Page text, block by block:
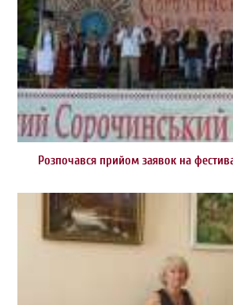
Розпочався прийом заявок на